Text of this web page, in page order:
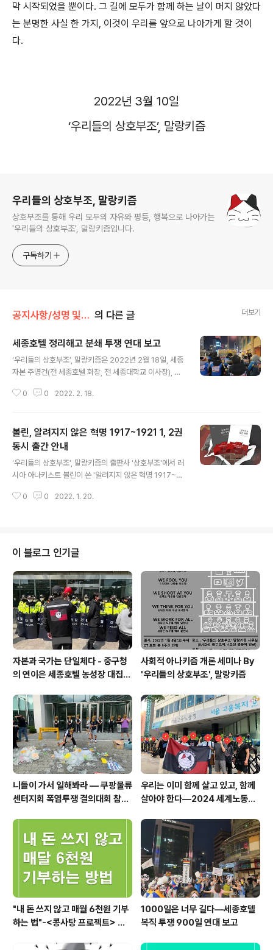
막 시작되었을 뿐이다. 그 길에 모두가 함께 하는 날이 머지 않았다
는 분명한 사실 한 가지 , 이것이 우리를 앞으로 나아가게 할 것이
다.
2022년 3월 10일
‘우리들의 상호부조’, 말랑키즘
우리들의 상호부조, 말랑키즘
상호부조를 통해 우리 모두의 자유와 평등, 행복으로 나아가는
'우리들의 상호부조', 말랑키즘입니다.
구독하기
공지사항/성명 및 활동 의 다른 글 더보기
세종호텔 정리해고 분쇄 투쟁 연대 보고
‘우리들의 상호부조’, 말랑키즘은 2022년 2월 18일, 세종
자본 주명건(전 세종호텔 회장, 전 세종대학교 이사장), 그
산업노동조합 세종호텔지부의 투쟁에 연대했다. 세종호텔
들은 이미 익히 알고 있겠지만, 세종 자본의 이러한 막 돼먹
은 짓거리는 비단 어제오늘의 일이 아니다. 벌써 10년째 세
종 자본은 민주노조를 와해하기 위해 갖가지 방법으로 조
합원을 괴롭히고, 해고해 왔으며, 세종호텔지부 조합원들
주명건의 악명은 세종호텔뿐 아니라 세종대학교 이사장 시
0 0 2022. 2. 18.
볼린, 알려지지 않은 혁명 1917~1921 1, 2권
동시 출간 안내
'우리들의 상호부조', 말랑키즘의 출판사 '상호부조'에서 러
시아 아나키스트 볼린이 쓴 '알려지지 않은 혁명 1917~19
은 저자가 아나키스트의 시각에서 바라본 러시아혁명은 어
총 3권으로 이루어진 서적으로, 3권은 2022년 봄 추가로
출판될 예정입니다. 아울러 '상호부조'의 모든 출판 서적은
교보문고를 통해 인터넷으로 구매가 가능하오니 아래 링크
를 통해 구매하여 주시기 바랍니다. '알려지지 않은 혁명 1
권 : 혁명의 탄생, 성장, 그리고 승리' 구매 링크 : http:/..
0 0 2022. 1. 20.
이 블로그 인기글
자본과 국가는 단일체다 - 중구청
의 연이은 세종호텔 농성장 대집행
사회적 아나키즘 개론 세미나 By
'우리들의 상호부조', 말랑키즘
니들이 가서 일해봐라 — 쿠팡물류
센터지회 폭염투쟁 결의대회 참가
우리는 이미 함께 살고 있고, 함께
살아야 한다―2024 세계노동절
고문
"내 돈 쓰지 않고 매월 6천원 기부
하는 법"-<콩사탕 프로젝트> 안
1000일은 너무 길다―세종호텔
복직 투쟁 900일 연대 보고